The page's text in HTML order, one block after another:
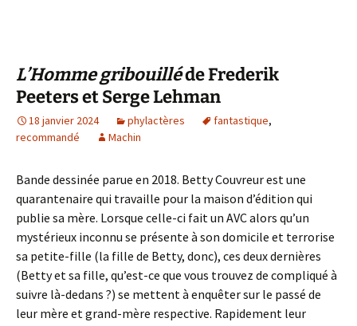
L’Homme gribouilléde Frederik
Peeters et Serge Lehman
18 janvier 2024 phylactères fantastique,
recommandé
Machin
Bande dessinée parue en 2018. Betty Couvreur est une
quarantenaire qui travaille pour la maison d’édition qui
publie sa mère. Lorsque celle-ci fait un AVC alors qu’un
mystérieux inconnu se présente à son domicile et terrorise
sa petite-fille (la fille de Betty, donc), ces deux dernières
(Betty et sa fille, qu’est-ce que vous trouvez de compliqué à
suivre là-dedans ?) se mettent à enquêter sur le passé de
leur mère et grand-mère respective. Rapidement leur